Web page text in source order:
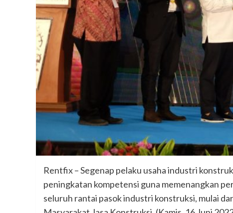
Rentfix – Segenap pelaku usaha industri
peningkatan kompetensi guna memenangkan
seluruh rantai pasok industri konstruksi, mulai